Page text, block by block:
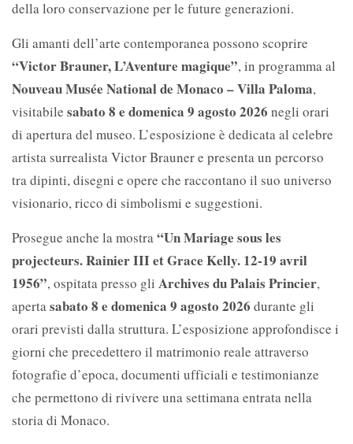
della loro conservazione per le future generazioni.
Gli amanti dell’arte contemporanea possono scoprire
“Victor Brauner, L’Aventure magique”, in programma al
Nouveau Musée National de Monaco – Villa Paloma,
visitabile sabato 8 e domenica 9 agosto 2026 negli orari
di apertura del museo. L’esposizione è dedicata al celebre
artista surrealista Victor Brauner e presenta un percorso
tra dipinti, disegni e opere che raccontano il suo universo
visionario, ricco di simbolismi e suggestioni.
Prosegue anche la mostra “Un Mariage sous les
projecteurs. Rainier III et Grace Kelly. 12-19 avril
1956”, ospitata presso gli Archives du Palais Princier,
aperta sabato 8 e domenica 9 agosto 2026 durante gli
orari previsti dalla struttura. L’esposizione approfondisce i
giorni che precedettero il matrimonio reale attraverso
fotografie d’epoca, documenti ufficiali e testimonianze
che permettono di rivivere una settimana entrata nella
storia di Monaco.